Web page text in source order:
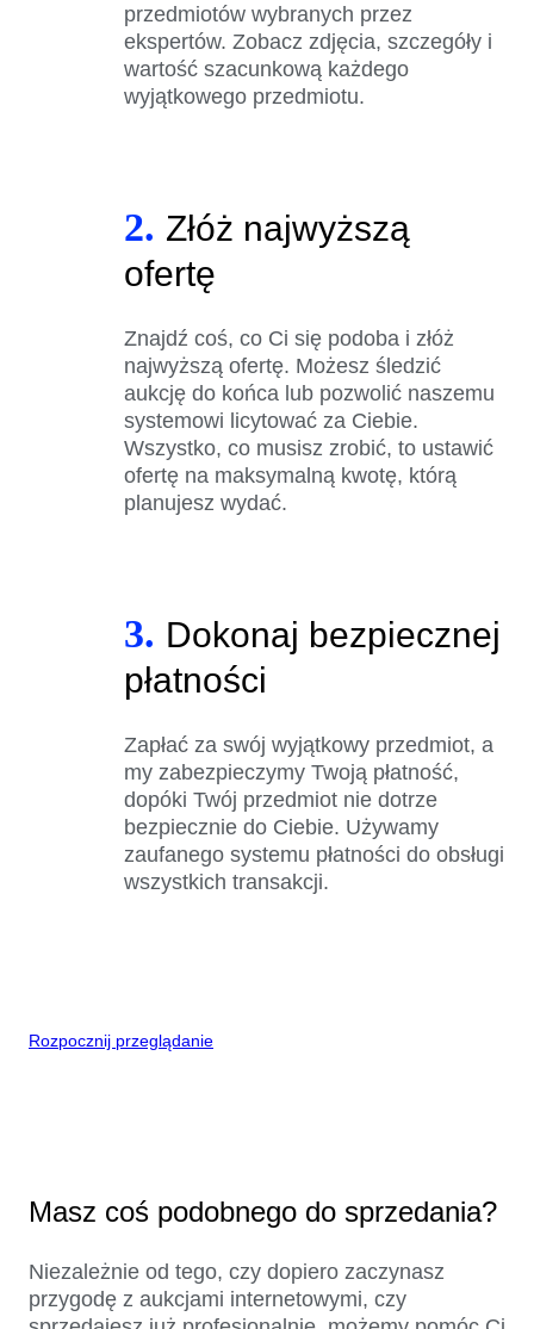
przedmiotów wybranych przez
ekspertów. Zobacz zdjęcia, szczegóły i
wartość szacunkową każdego
wyjątkowego przedmiotu.
2. Złóż najwyższą
ofertę
Znajdź coś, co Ci się podoba i złóż
najwyższą ofertę. Możesz śledzić
aukcję do końca lub pozwolić naszemu
systemowi licytować za Ciebie.
Wszystko, co musisz zrobić, to ustawić
ofertę na maksymalną kwotę, którą
planujesz wydać.
3. Dokonaj bezpiecznej
płatności
Zapłać za swój wyjątkowy przedmiot, a
my zabezpieczymy Twoją płatność,
dopóki Twój przedmiot nie dotrze
bezpiecznie do Ciebie. Używamy
zaufanego systemu płatności do obsługi
wszystkich transakcji.
Rozpocznij przeglądanie
Masz coś podobnego do sprzedania?
Niezależnie od tego, czy dopiero zaczynasz
przygodę z aukcjami internetowymi, czy